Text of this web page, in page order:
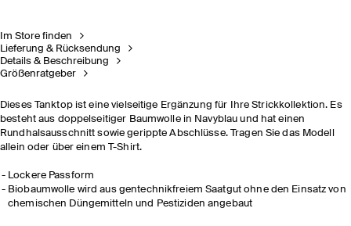
Im Store finden
Lieferung & Rücksendung
Details & Beschreibung
Größenratgeber
Dieses Tanktop ist eine vielseitige Ergänzung für Ihre Strickkollektion. Es
besteht aus doppelseitiger Baumwolle in Navyblau und hat einen
Rundhalsausschnitt sowie gerippte Abschlüsse. Tragen Sie das Modell
allein oder über einem T-Shirt.
Lockere Passform
Biobaumwolle wird aus gentechnikfreiem Saatgut ohne den Einsatz von
chemischen Düngemitteln und Pestiziden angebaut